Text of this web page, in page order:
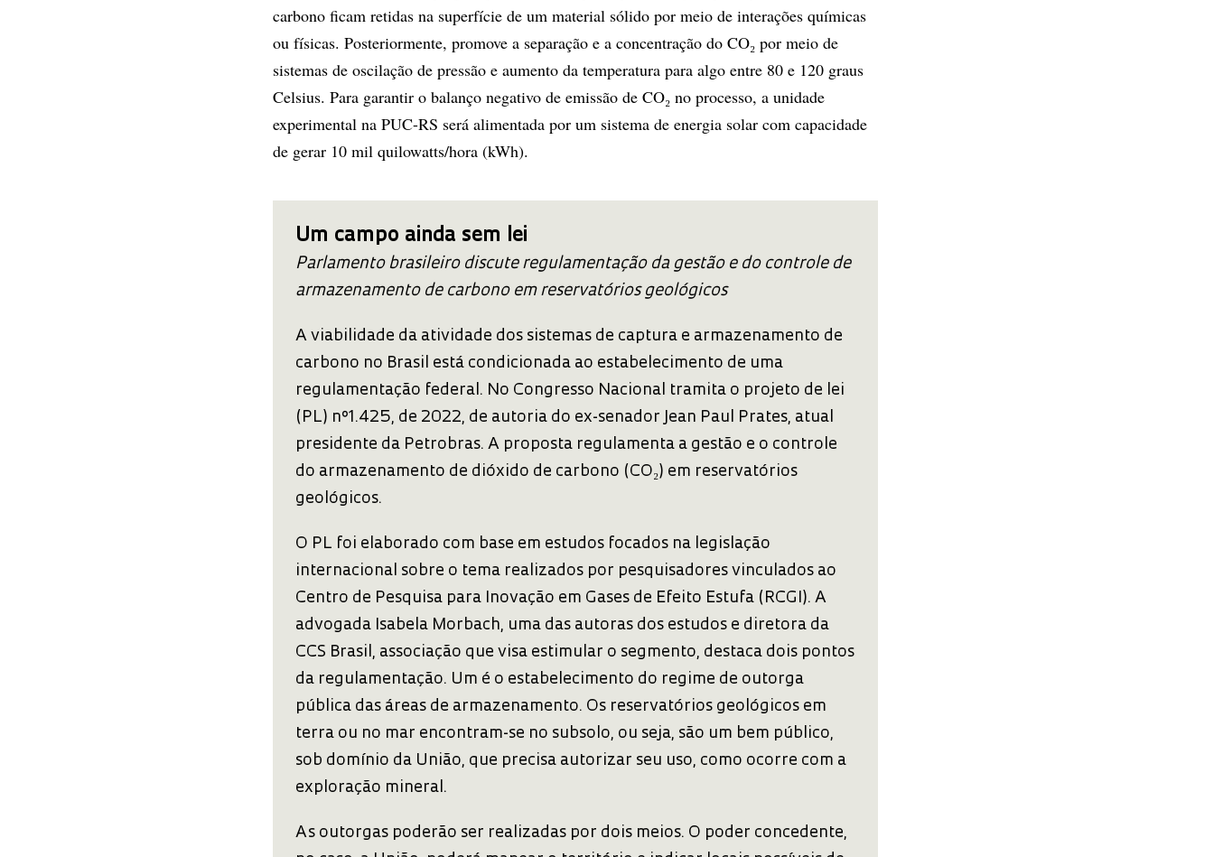
carbono ficam retidas na superfície de um material sólido por meio de interações químicas
ou físicas. Posteriormente, promove a separação e a concentração do CO₂ por meio de
sistemas de oscilação de pressão e aumento da temperatura para algo entre 80 e 120 graus
Celsius. Para garantir o balanço negativo de emissão de CO₂ no processo, a unidade
experimental na PUC-RS será alimentada por um sistema de energia solar com capacidade
de gerar 10 mil quilowatts/hora (kWh).
Um campo ainda sem lei
Parlamento brasileiro discute regulamentação da gestão e do controle de
armazenamento de carbono em reservatórios geológicos
A viabilidade da atividade dos sistemas de captura e armazenamento de
carbono no Brasil está condicionada ao estabelecimento de uma
regulamentação federal. No Congresso Nacional tramita o projeto de lei
(PL) nº1.425, de 2022, de autoria do ex-senador Jean Paul Prates, atual
presidente da Petrobras. A proposta regulamenta a gestão e o controle
do armazenamento de dióxido de carbono (CO₂) em reservatórios
geológicos.
O PL foi elaborado com base em estudos focados na legislação
internacional sobre o tema realizados por pesquisadores vinculados ao
Centro de Pesquisa para Inovação em Gases de Efeito Estufa (RCGI). A
advogada Isabela Morbach, uma das autoras dos estudos e diretora da
CCS Brasil, associação que visa estimular o segmento, destaca dois pontos
da regulamentação. Um é o estabelecimento do regime de outorga
pública das áreas de armazenamento. Os reservatórios geológicos em
terra ou no mar encontram-se no subsolo, ou seja, são um bem público,
sob domínio da União, que precisa autorizar seu uso, como ocorre com a
exploração mineral.
As outorgas poderão ser realizadas por dois meios. O poder concedente,